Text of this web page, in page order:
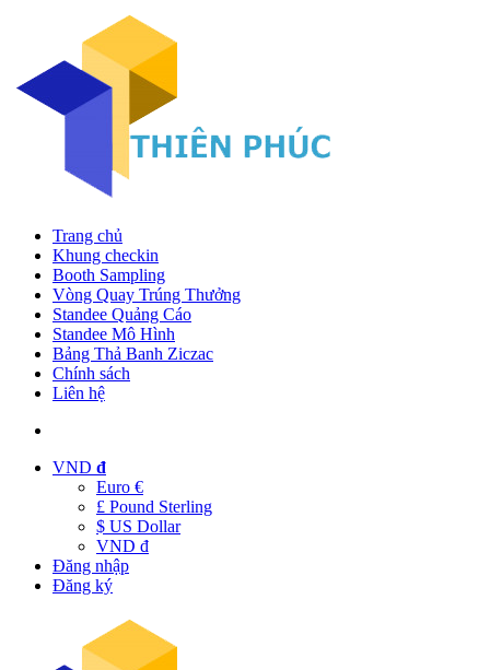
Trang chủ
Khung checkin
Booth Sampling
Vòng Quay Trúng Thưởng
Standee Quảng Cáo
Standee Mô Hình
Bảng Thả Banh Ziczac
Chính sách
Liên hệ
VND đ
Euro €
£ Pound Sterling
$ US Dollar
VND đ
Đăng nhập
Đăng ký